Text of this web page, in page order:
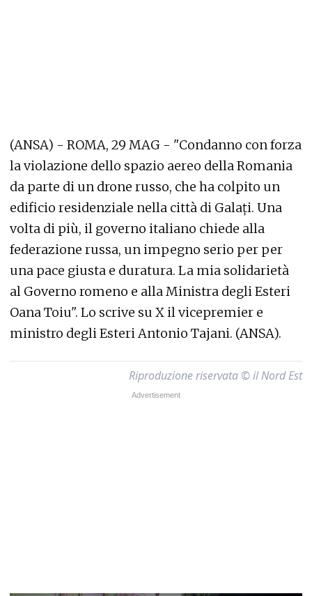
(ANSA) - ROMA, 29 MAG - "Condanno con forza
la violazione dello spazio aereo della Romania
da parte di un drone russo, che ha colpito un
edificio residenziale nella città di Galați. Una
volta di più, il governo italiano chiede alla
federazione russa, un impegno serio per per
una pace giusta e duratura. La mia solidarietà
al Governo romeno e alla Ministra degli Esteri
Oana Toiu". Lo scrive su X il vicepremier e
ministro degli Esteri Antonio Tajani. (ANSA).
Riproduzione riservata © il Nord Est